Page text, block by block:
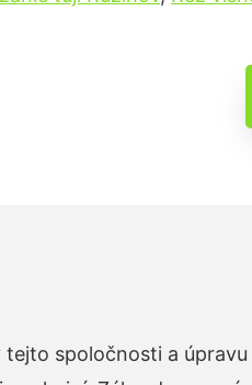
tejto spoločnosti a